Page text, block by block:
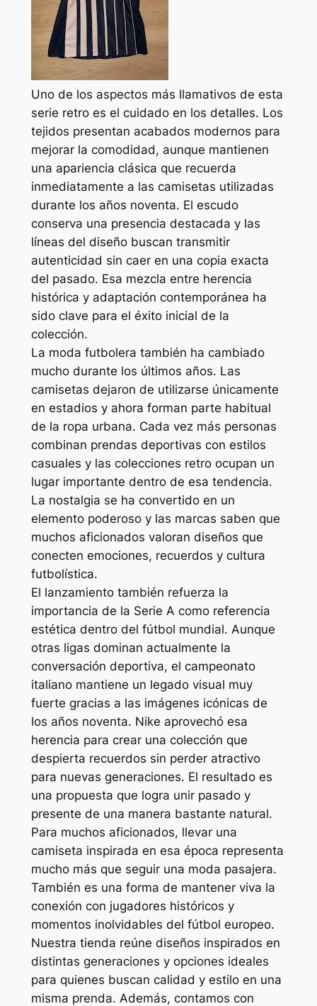
Uno de los aspectos más llamativos de esta
serie retro es el cuidado en los detalles. Los
tejidos presentan acabados modernos para
mejorar la comodidad, aunque mantienen
una apariencia clásica que recuerda
inmediatamente a las camisetas utilizadas
durante los años noventa. El escudo
conserva una presencia destacada y las
líneas del diseño buscan transmitir
autenticidad sin caer en una copia exacta
del pasado. Esa mezcla entre herencia
histórica y adaptación contemporánea ha
sido clave para el éxito inicial de la
colección.
La moda futbolera también ha cambiado
mucho durante los últimos años. Las
camisetas dejaron de utilizarse únicamente
en estadios y ahora forman parte habitual
de la ropa urbana. Cada vez más personas
combinan prendas deportivas con estilos
casuales y las colecciones retro ocupan un
lugar importante dentro de esa tendencia.
La nostalgia se ha convertido en un
elemento poderoso y las marcas saben que
muchos aficionados valoran diseños que
conecten emociones, recuerdos y cultura
futbolística.
El lanzamiento también refuerza la
importancia de la Serie A como referencia
estética dentro del fútbol mundial. Aunque
otras ligas dominan actualmente la
conversación deportiva, el campeonato
italiano mantiene un legado visual muy
fuerte gracias a las imágenes icónicas de
los años noventa. Nike aprovechó esa
herencia para crear una colección que
despierta recuerdos sin perder atractivo
para nuevas generaciones. El resultado es
una propuesta que logra unir pasado y
presente de una manera bastante natural.
Para muchos aficionados, llevar una
camiseta inspirada en esa época representa
mucho más que seguir una moda pasajera.
También es una forma de mantener viva la
conexión con jugadores históricos y
momentos inolvidables del fútbol europeo.
Nuestra tienda reúne diseños inspirados en
distintas generaciones y opciones ideales
para quienes buscan calidad y estilo en una
misma prenda. Además, contamos con